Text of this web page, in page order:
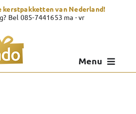
kerstpakketten van Nederland!
Bel 085-7441653 ma - vr
Menu